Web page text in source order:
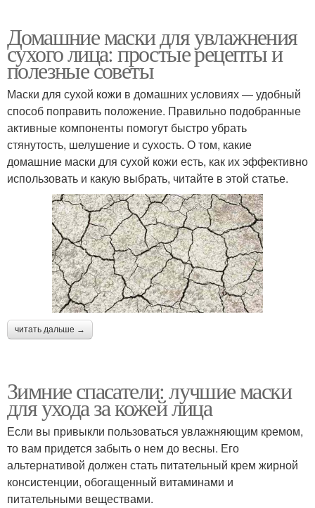
Домашние маски для увлажнения
сухого лица: простые рецепты и
полезные советы
Маски для сухой кожи в домашних условиях — удобный
способ поправить положение. Правильно подобранные
активные компоненты помогут быстро убрать
стянутость, шелушение и сухость. О том, какие
домашние маски для сухой кожи есть, как их эффективно
использовать и какую выбрать, читайте в этой статье.
читать дальше →
Зимние спасатели: лучшие маски
для ухода за кожей лица
Если вы привыкли пользоваться увлажняющим кремом,
то вам придется забыть о нем до весны. Его
альтернативой должен стать питательный крем жирной
консистенции, обогащенный витаминами и
питательными веществами.